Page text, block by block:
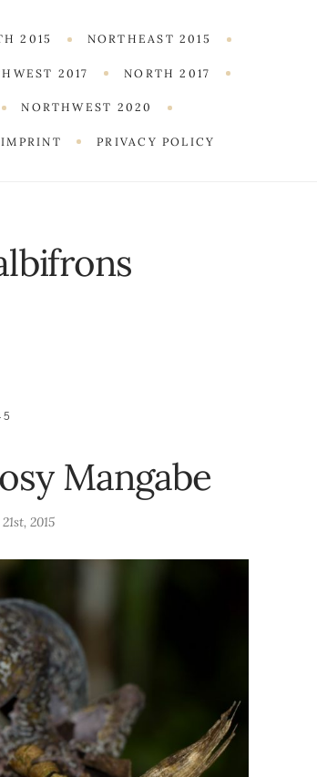
2015 NORTHEAST 2015
2017 NORTH 2017
NORTHWEST 2020
IMPRINT PRIVACY POLICY
Mangabe
2015